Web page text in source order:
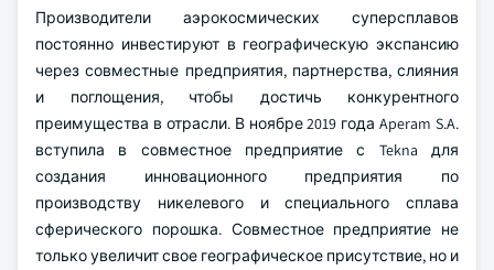
Производители аэрокосмических суперсплавов
постоянно инвестируют в географическую экспансию
через совместные предприятия, партнерства, слияния
и поглощения, чтобы достичь конкурентного
преимущества в отрасли. В ноябре 2019 года Aperam S.A.
вступила в совместное предприятие с Tekna для
создания инновационного предприятия по
производству никелевого и специального сплава
сферического порошка. Совместное предприятие не
только увеличит свое географическое присутствие, но и